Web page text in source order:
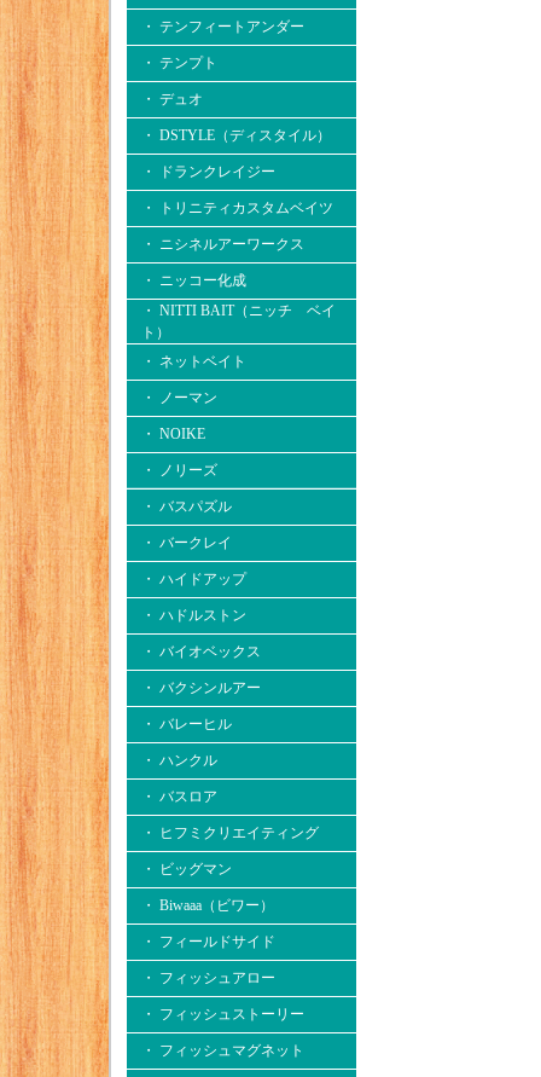
・ テンフィートアンダー
・ テンプト
・ デュオ
・ DSTYLE（ディスタイル）
・ ドランクレイジー
・ トリニティカスタムベイツ
・ ニシネルアーワークス
・ ニッコー化成
・ NITTI BAIT（ニッチ ベイ
ト）
・ ネットベイト
・ ノーマン
・ NOIKE
・ ノリーズ
・ バスパズル
・ バークレイ
・ ハイドアップ
・ ハドルストン
・ バイオベックス
・ バクシンルアー
・ バレーヒル
・ ハンクル
・ バスロア
・ ヒフミクリエイティング
・ ビッグマン
・ Biwaaa（ビワー）
・ フィールドサイド
・ フィッシュアロー
・ フィッシュストーリー
・ フィッシュマグネット